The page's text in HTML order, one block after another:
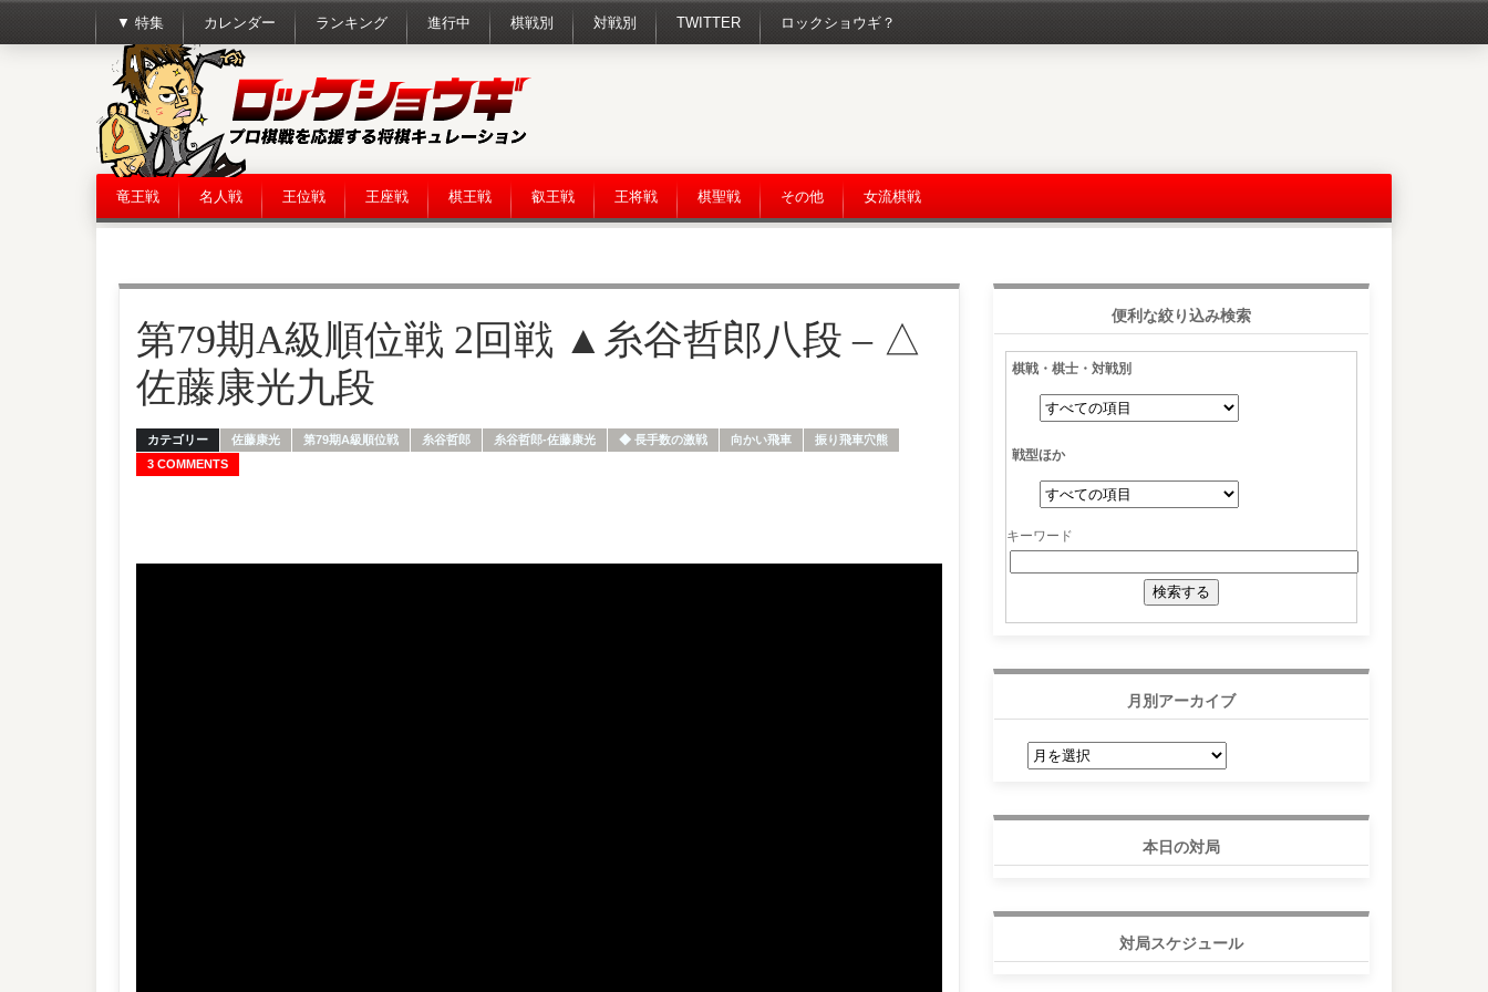
▼ 特集 カレンダー ランキング 進行中 棋戦別 対戦別 TWITTER ロックショウギ？
竜王戦 名人戦 王位戦 王座戦 棋王戦 叡王戦 王将戦 棋聖戦 その他 女流棋戦
第79期A級順位戦 2回戦 ▲糸谷哲郎八段 – △
佐藤康光九段
カテゴリー 佐藤康光 第79期A級順位戦 糸谷哲郎 糸谷哲郎-佐藤康光 ◆ 長手数の激戦 向かい飛車
振り飛車穴熊
3 COMMENTS
便利な絞り込み検索
棋戦・棋士・対戦別
戦型ほか
キーワード
月別アーカイブ
ブ
本日の対局
対局スケジュール